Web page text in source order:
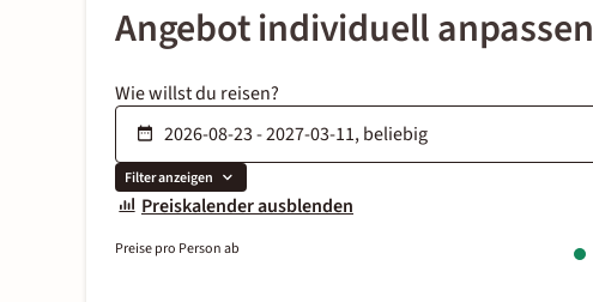
Angebot individuell anpassen
Wie willst du reisen?
Filter anzeigen
Preiskalender ausblenden
Preise pro Person ab